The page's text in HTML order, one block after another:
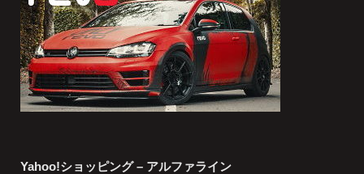
Yahoo!ショッピング – アルファライン